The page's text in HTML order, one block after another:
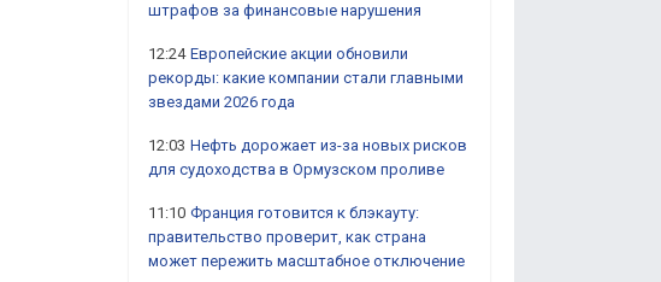
штрафов за финансовые нарушения
12:24 Европейские акции обновили
рекорды: какие компании стали главными
звездами 2026 года
12:03 Нефть дорожает из-за новых рисков
для судоходства в Ормузском проливе
11:10 Франция готовится к блэкауту:
правительство проверит, как страна
может пережить масштабное отключение